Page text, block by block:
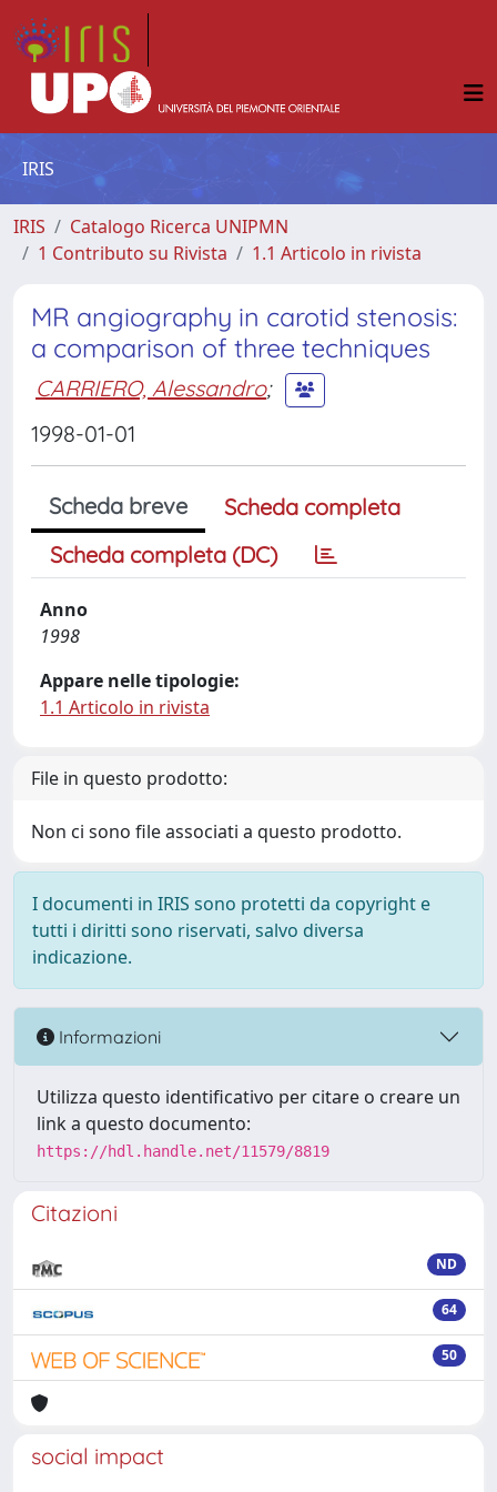
IRIS
IRIS
Catalogo Ricerca UNIPMN
1 Contributo su Rivista
1.1 Articolo in rivista
MR angiography in carotid stenosis:
a comparison of three techniques
CARRIERO, Alessandro;
1998-01-01
Scheda breve
Scheda completa
Scheda completa (DC)
Anno
1998
Appare nelle tipologie:
1.1 Articolo in rivista
File in questo prodotto:
Non ci sono file associati a questo prodotto.
I documenti in IRIS sono protetti da copyright e
tutti i diritti sono riservati, salvo diversa
indicazione.
Informazioni
Utilizza questo identificativo per citare o creare un
link a questo documento:
https://hdl.handle.net/11579/8819
Citazioni
ND
64
50
social impact